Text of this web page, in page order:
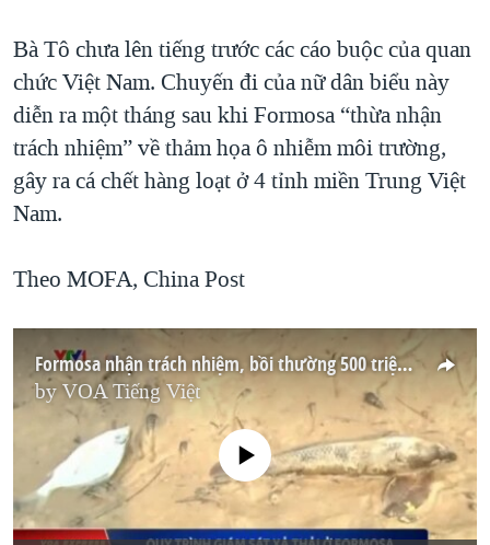
Bà Tô chưa lên tiếng trước các cáo buộc của quan
chức Việt Nam. Chuyến đi của nữ dân biểu này
diễn ra một tháng sau khi Formosa “thừa nhận
trách nhiệm” về thảm họa ô nhiễm môi trường,
gây ra cá chết hàng loạt ở 4 tỉnh miền Trung Việt
Nam.
Theo MOFA, China Post
Formosa nhận trách nhiệm, bồi thường 500 triệu đôla
byVOA Tiếng Việt
No media source currently available